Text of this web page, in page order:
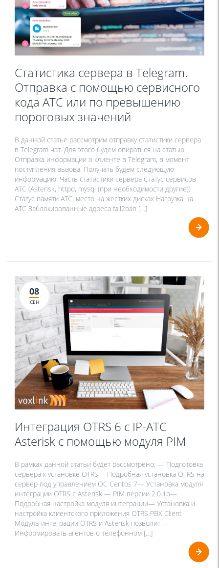
Статистика сервера в Telegram.
Отправка с помощью сервисного
кода АТС или по превышению
пороговых значений
В данной статье рассмотрим отправку статистики сервера
в Telegram чат. Для этого будем опираться на статью:
Отправка информации о клиенте в Telegram, в момент
поступления вызова. Получать будем следующую
информацию: Часть статистики сервера Статус сервисов
АТС (Asterisk, httpd, mysql (при необходимости другие))
Статус памяти АТС, место на жестких дисках Нагрузка на
АТС Заблокированные адреса fail2ban […]
08
СЕН
Интеграция OTRS 6 с IP-АТС
Asterisk с помощью модуля PIM
В рамках данной статьи будет рассмотрено: — Подготовка
сервера к установке OTRS— Подробная установка OTRS на
сервер под управлением ОС Centos 7— Установка модуля
интеграции OTRS с Asterisk — PIM версии 2.0.1b—
Подробная настройка модуля интеграции— Установка и
настройка клиентского приложения OTRS PBX Client
Модуль интеграции OTRS и Asterisk позволит —
Информировать агентов о телефонном […]